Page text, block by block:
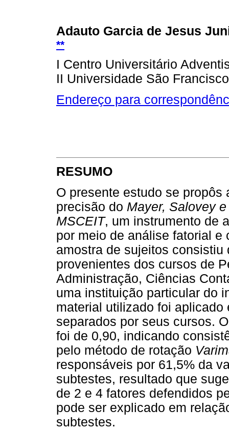
Adauto Garcia de Jesus
**
I Centro Universitário
II Universidade São Francisco
Endereço para
RESUMO
O presente estudo se
precisão do Mayer, Salovey
MSCEIT, um instrumento de
por meio de análise fatorial
amostra de sujeitos
provenientes dos cursos de
Administração, Ciências
uma instituição particular do
material utilizado foi
separados por seus cursos.
foi de 0,90, indicando
pelo método de rotação
responsáveis por 61,5% da
subtestes, resultado que
de 2 e 4 fatores defendidos
pode ser explicado em
subtestes.